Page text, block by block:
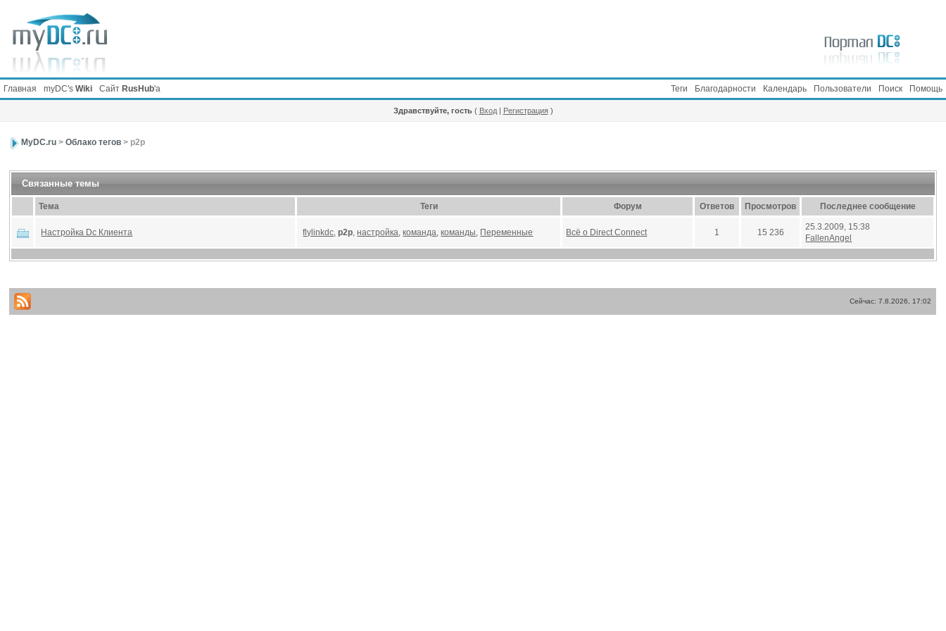
Главная myDC's Wiki Сайт RusHub'а Помощь
Поиск
Пользователи
Календарь
Благодарности
Теги
Здравствуйте, гость( Вход| Регистрация)
MyDC.ru >Облако тегов > p2p
Связанные темы
Тема Теги Форум Ответов Просмотров Последнее сообщение
Настройка Dc Клиента flylinkdc,p2p,настройка,команда,команды, Переменные Всё о Direct Connect 1 15 236
25.3.2009, 15:38
FallenAngel
Сейчас: 7.8.2026, 17:02